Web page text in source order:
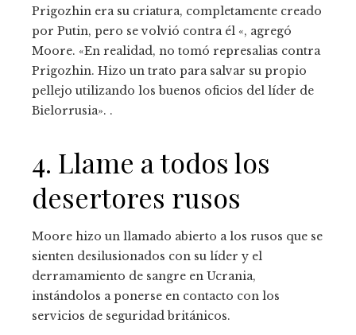
Prigozhin era su criatura, completamente creado
por Putin, pero se volvió contra él «, agregó
Moore. «En realidad, no tomó represalias contra
Prigozhin. Hizo un trato para salvar su propio
pellejo utilizando los buenos oficios del líder de
Bielorrusia». .
4. Llame a todos los
desertores rusos
Moore hizo un llamado abierto a los rusos que se
sienten desilusionados con su líder y el
derramamiento de sangre en Ucrania,
instándolos a ponerse en contacto con los
servicios de seguridad británicos.